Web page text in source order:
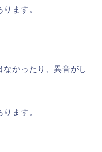
ります。
なかったり、異音がし
ります。